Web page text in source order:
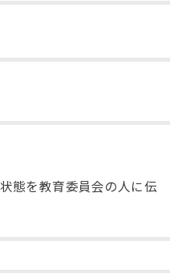
態を教育委員会の人に伝